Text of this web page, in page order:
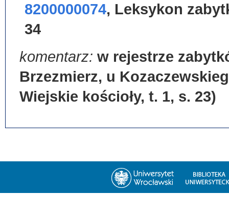
8200000074, Leksykon
34
komentarz: w rejestrze
Brzezmierz, u
Wiejskie kościoły, t. 1, s. 23)